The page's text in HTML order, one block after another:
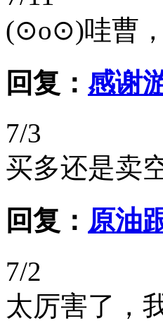
(⊙o⊙)哇曹
回复： 感谢
7/3
买多还是卖
回复： 原油
7/2
太厉害了，